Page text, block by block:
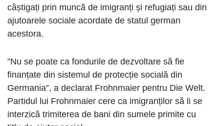
câștigați prin muncă de imigranți și refugiați sau din
ajutoarele sociale acordate de statul german
acestora.
”Nu se poate ca fondurile de dezvoltare să fie
finanțate din sistemul de protecție socială din
Germania”, a declarat Frohnmaier pentru Die Welt.
Partidul lui Frohnmaier cere ca imigranților să li se
interzică trimiterea de bani din sumele primite cu